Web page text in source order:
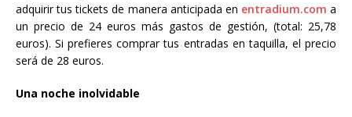
adquirir tus tickets de manera anticipada en entradium.com a
un precio de 24 euros más gastos de gestión, (total: 25,78
euros). Si prefieres comprar tus entradas en taquilla, el precio
será de 28 euros.
Una noche inolvidable